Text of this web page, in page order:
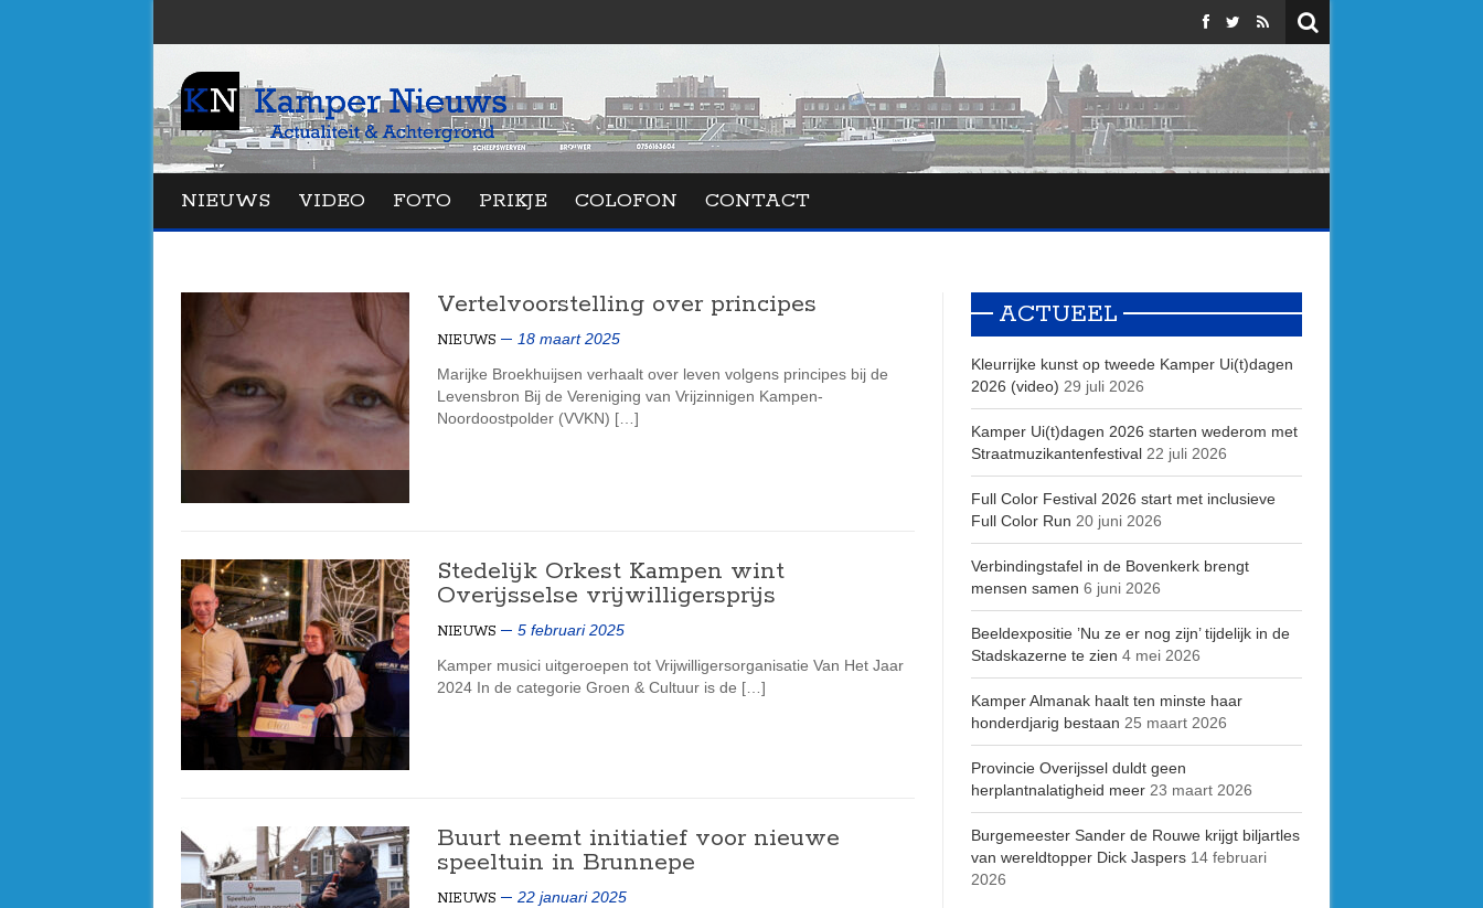
NIEUWS VIDEO FOTO PRIKJE COLOFON CONTACT
Vertelvoorstelling over principes
NIEUWS
18 maart 2025
Marijke Broekhuijsen verhaalt over leven volgens principes bij de
Levensbron Bij de Vereniging van Vrijzinnigen Kampen-
Noordoostpolder (VVKN) […]
Stedelijk Orkest Kampen wint
Overijsselse vrijwilligersprijs
NIEUWS
5 februari 2025
Kamper musici uitgeroepen tot Vrijwilligersorganisatie Van Het Jaar
2024 In de categorie Groen & Cultuur is de […]
Buurt neemt initiatief voor nieuwe
speeltuin in Brunnepe
NIEUWS
22 januari 2025
ACTUEEL
Kleurrijke kunst op tweede Kamper Ui(t)dagen
2026 (video) 29 juli 2026
Kamper Ui(t)dagen 2026 starten wederom met
Straatmuzikantenfestival 22 juli 2026
Full Color Festival 2026 start met inclusieve
Full Color Run 20 juni 2026
Verbindingstafel in de Bovenkerk brengt
mensen samen 6 juni 2026
Beeldexpositie ’Nu ze er nog zijn’ tijdelijk in de
Stadskazerne te zien 4 mei 2026
Kamper Almanak haalt ten minste haar
honderdjarig bestaan 25 maart 2026
Provincie Overijssel duldt geen
herplantnalatigheid meer 23 maart 2026
Burgemeester Sander de Rouwe krijgt biljartles
van wereldtopper Dick Jaspers 14 februari
2026